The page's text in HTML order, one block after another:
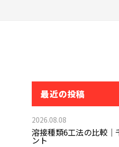
最近の投稿
2026.08.08
溶接種類6工法の比較｜
ント